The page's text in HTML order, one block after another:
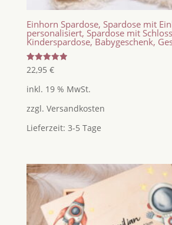
Einhorn Spardose, Spardose mit
personalisiert, Spardose mit
Kinderspardose, Babygeschenk,
Bewertet
mit
von 5
22,95 €
inkl. 19 % MwSt.
zzgl. Versandkosten
Lieferzeit: 3-5 Tage